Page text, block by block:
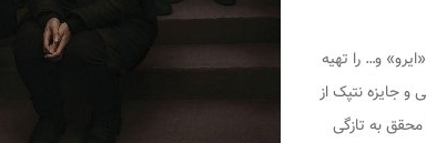
و… را تهیه
و جایزه نتپک از
به تازگی